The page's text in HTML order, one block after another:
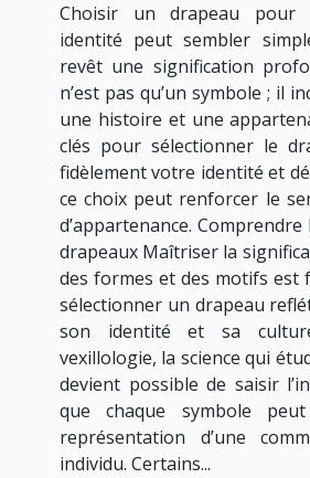
Choisir un drapeau pour
identité peut sembler
revêt une signification
n’est pas qu’un symbole ; il
une histoire et une
clés pour sélectionner le
fidèlement votre identité et
ce choix peut renforcer le
d’appartenance.
drapeaux Maîtriser la
des formes et des motifs est
sélectionner un drapeau
son identité et sa
vexillologie, la science qui
devient possible de saisir
que chaque symbole
représentation d’une
individu. Certains...